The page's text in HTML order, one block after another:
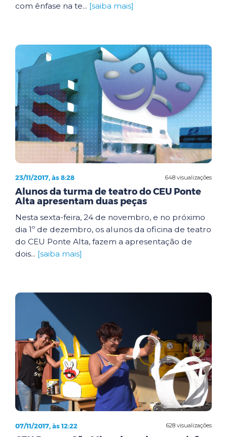
com ênfase na te... [saiba mais]
648 visualizações
23/11/2017, às 8:28
Alunos da turma de teatro do CEU Ponte
Alta apresentam duas peças
Nesta sexta-feira, 24 de novembro, e no próximo
dia 1º de dezembro, os alunos da oficina de teatro
do CEU Ponte Alta, fazem a apresentação de
dois... [saiba mais]
628 visualizações
07/11/2017, às 12:22